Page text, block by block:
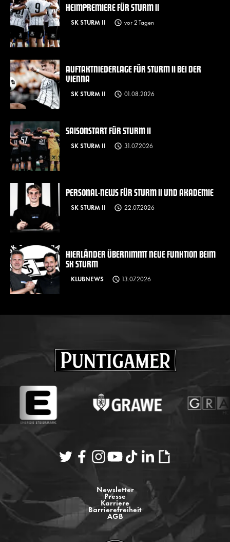
HEIMPREMIERE FÜR STURM II
SK STURM II vor 2 Tagen
AUFTAKTNIEDERLAGE FÜR STURM II BEI DER
VIENNA
SK STURM II 01.08.2026
SAISONSTART FÜR STURM II
SK STURM II 31.07.2026
PERSONAL-NEWS FÜR STURM II UND AKADEMIE
SK STURM II 22.07.2026
HIERLÄNDER ÜBERNIMMT NEUE FUNKTION BEIM
SK STURM
KLUBNEWS 13.07.2026
Newsletter
Presse
Karriere
Barrierefreiheit
AGB